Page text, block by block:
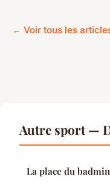
← Voir tous les
Autre sport —
La place du